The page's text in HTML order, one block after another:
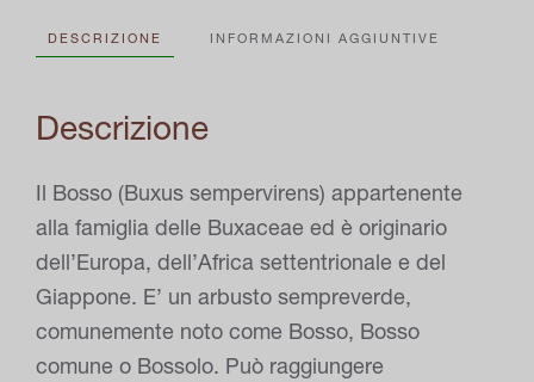
DESCRIZIONE INFORMAZIONI AGGIUNTIVE
Descrizione
Il Bosso (Buxus sempervirens) appartenente
alla famiglia delle Buxaceae ed è originario
dell’Europa, dell’Africa settentrionale e del
Giappone. E’ un arbusto sempreverde,
comunemente noto come Bosso, Bosso
comune o Bossolo. Può raggiungere